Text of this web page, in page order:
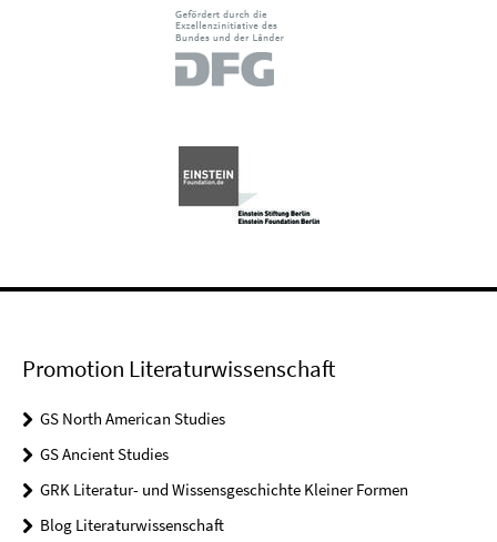
Promotion Literaturwissenschaft
GS North American Studies
GS Ancient Studies
GRK Literatur- und Wissensgeschichte Kleiner Formen
Blog Literaturwissenschaft